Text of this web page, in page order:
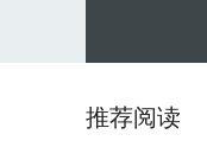
推荐阅读